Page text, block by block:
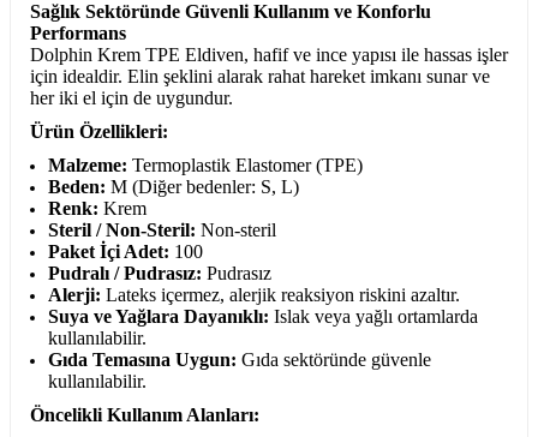
Sağlık Sektöründe Güvenli Kullanım ve Konforlu
Performans
Dolphin Krem TPE Eldiven, hafif ve ince yapısı ile hassas işler
için idealdir. Elin şeklini alarak rahat hareket imkanı sunar ve
her iki el için de uygundur.
Ürün Özellikleri:
Malzeme: Termoplastik Elastomer (TPE)
Beden: M (Diğer bedenler: S, L)
Renk: Krem
Steril / Non-Steril: Non-steril
Paket İçi Adet: 100
Pudralı / Pudrasız: Pudrasız
Alerji: Lateks içermez, alerjik reaksiyon riskini azaltır.
Suya ve Yağlara Dayanıklı: Islak veya yağlı ortamlarda
kullanılabilir.
Gıda Temasına Uygun: Gıda sektöründe güvenle
kullanılabilir.
Öncelikli Kullanım Alanları: